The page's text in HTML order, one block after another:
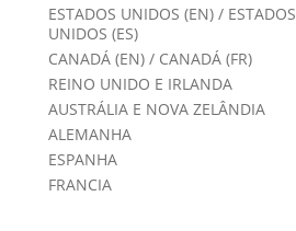
ESTADOS UNIDOS (EN)/ ESTADOS
UNIDOS (ES)
CANADÁ (EN)/ CANADÁ (FR)
REINO UNIDO E IRLANDA
AUSTRÁLIA E NOVA ZELÂNDIA
ALEMANHA
ESPANHA
FRANCIA